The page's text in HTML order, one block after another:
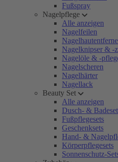
Fußspray
Nagelpflege
Alle anzeigen
Nagelfeilen
Nagelknipser & -
Nagelöle & -
Nagelscheren
Nagelhärter
Nagellack
Beauty Set
Alle anzeigen
Dusch- &
Fußpflegesets
Geschenksets
Hand- &
Körperpflegesets
Sonnenschutz-